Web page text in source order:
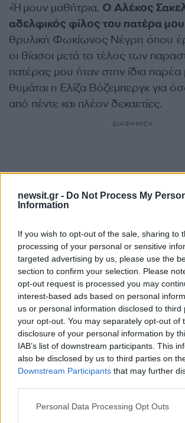
newsit.gr - Do Not Process My
Information
If you wish to opt-out of the sale, sharing to
processing of your personal or sensitive
targeted advertising by us, please use the
section to confirm your selection. Please
opt-out request is processed you may
interest-based ads based on personal
us or personal information disclosed to third
your opt-out. You may separately opt-out of
disclosure of your personal information by
IAB’s list of downstream participants. This
also be disclosed by us to third parties on
Downstream Participants that may further
Please note that this website/app uses one
Personal Data Processing Opt Outs
«Ήμουν μαθήτρια. Ο Αλέκος
αδελφικός φίλος του πατέρα μου
θρυλική Φωκίωνος Νέγρη όπου
οι θίασοι μετά το τέλος των
πατέρας μου ήταν στην ίδια παρέα
θυμάται η Ελίζα Βόζεμπεργκ για
από πέντε και πλέον δεκαετίες.
ΔΙΑΦΗΜΙΣΗ
Αν τα χάσατε